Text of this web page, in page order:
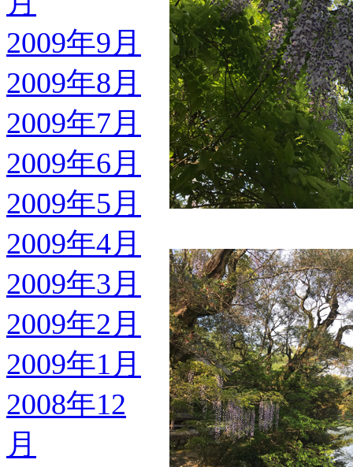
2009年9月
2009年8月
2009年7月
2009年6月
2009年5月
2009年4月
2009年3月
2009年2月
2009年1月
2008年12
月